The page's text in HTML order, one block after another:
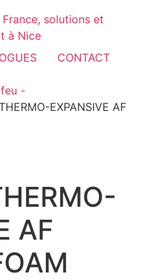
CONTACT
-
EXPANSIVE AF
AF